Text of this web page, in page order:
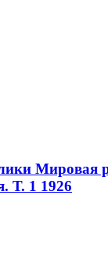
Т. 1 1926